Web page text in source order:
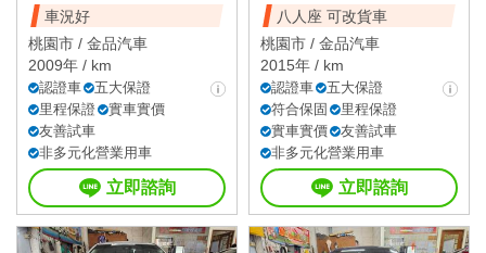
車況好
桃園市 / 金品汽車
2009年 / km
認證車
五大保證
里程保證
實車實價
友善試車
非多元化營業用車
立即諮詢
八人座 可改貨車
桃園市 / 金品汽車
2015年 / km
認證車
五大保證
符合保固
里程保證
實車實價
友善試車
非多元化營業用車
立即諮詢